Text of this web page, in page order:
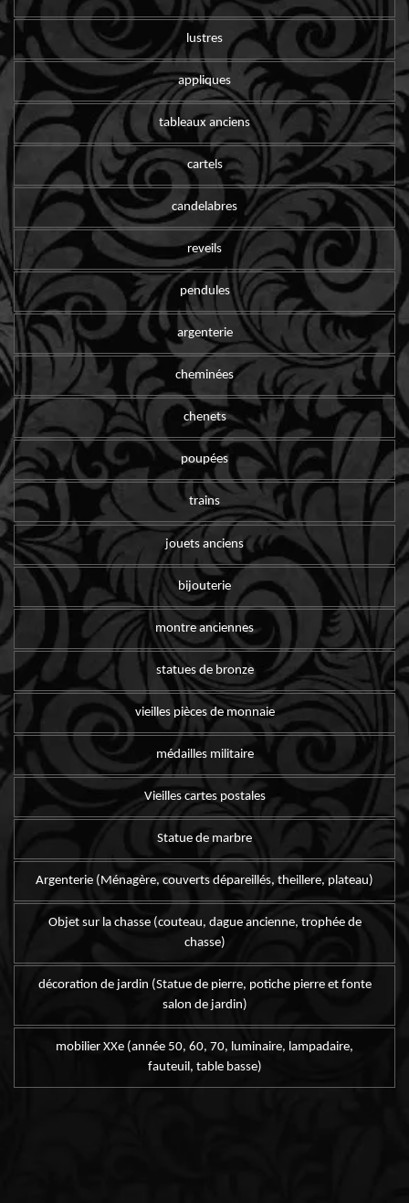
lustres
appliques
tableaux anciens
cartels
candelabres
reveils
pendules
argenterie
cheminées
chenets
poupées
trains
jouets anciens
bijouterie
montre anciennes
statues de bronze
vieilles pièces de monnaie
médailles militaire
Vieilles cartes postales
Statue de marbre
Argenterie (Ménagère, couverts dépareillés, theillere, plateau)
Objet sur la chasse (couteau, dague ancienne, trophée de
chasse)
décoration de jardin (Statue de pierre, potiche pierre et fonte
salon de jardin)
mobilier XXe (année 50, 60, 70, luminaire, lampadaire,
fauteuil, table basse)